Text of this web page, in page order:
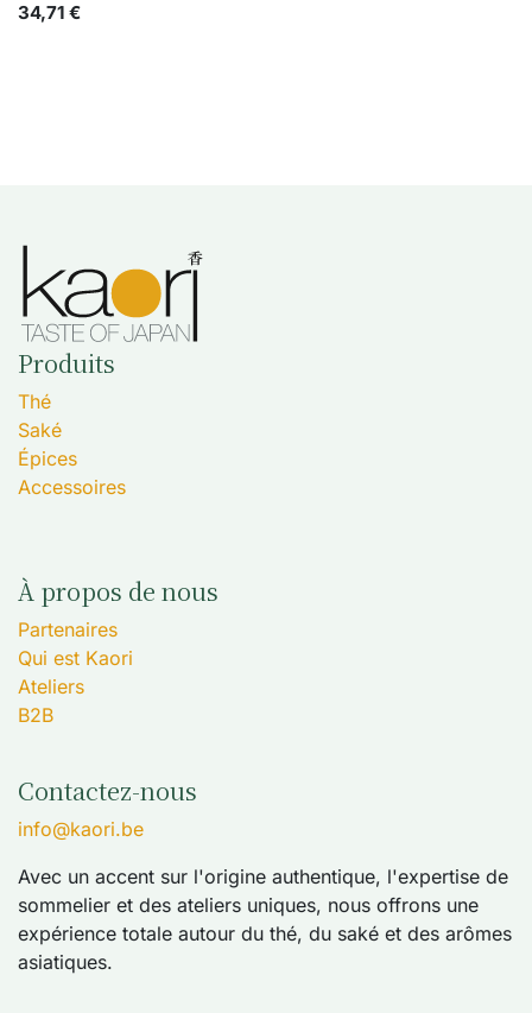
34,71 €
Produits
Thé
Saké
Épices
Accessoires
À propos de nous
Partenaires
Qui est Kaori
Ateliers
B2B
Contactez-nous
info@kaori.be
Avec un accent sur l'origine authentique, l'expertise de
sommelier et des ateliers uniques, nous offrons une
expérience totale autour du thé, du saké et des arômes
asiatiques.